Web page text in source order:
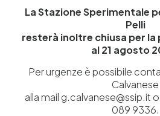
Codice di iscrizione all’Anagrafe
Capitale SocialeEuro9.690.240,00
081 5979100
La Stazione Sperimentale
Pelli
resterà inoltre chiusa per la
al 21 agosto
Per urgenze è possibile
Calvanese
alla mail g.calvanese@ssip.it
089 9336.